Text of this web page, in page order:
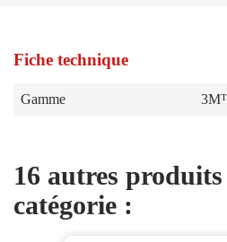
Fiche technique
Gamme
16 autres
catégorie :